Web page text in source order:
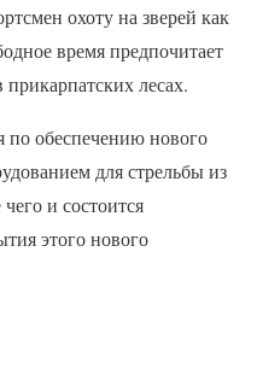
охоту на зверей как
время предпочитает
лесах.
по обеспечению нового
для стрельбы из
и состоится
этого нового